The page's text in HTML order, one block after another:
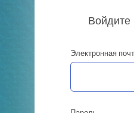
Войдите
Электронная